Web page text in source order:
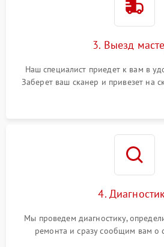
3. Выезд
Наш специалист приедет к вам в
Заберет ваш сканер и привезет на
4.
Мы проведем диагностику,
ремонта и сразу сообщим вам о